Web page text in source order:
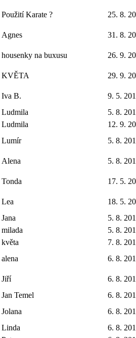
Použití Karate ?
25. 8.
Agnes
31. 8.
housenky na buxusu
26. 9.
KVĚTA
29. 9.
Iva B.
9. 5.
Ludmila
5. 8.
Ludmila
12. 9.
Lumír
5. 8.
Alena
5. 8.
Tonda
17. 5.
Lea
18. 5.
Jana
5. 8.
milada
5. 8.
květa
7. 8.
alena
6. 8.
Jiří
6. 8.
Jan Temel
6. 8.
Jolana
6. 8.
Linda
6. 8.